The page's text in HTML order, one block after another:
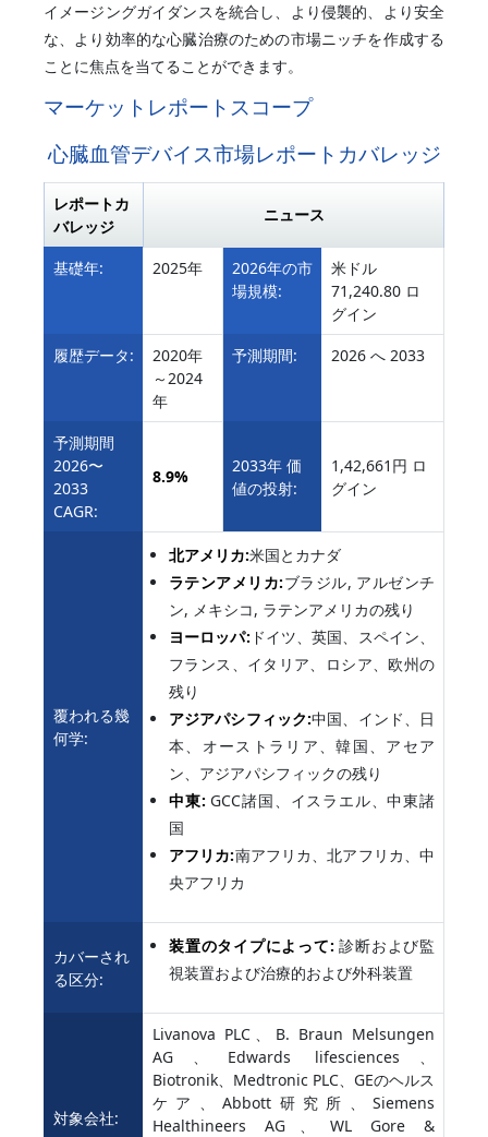
イメージングガイダンスを統合し、より侵襲的、より安全
な、より効率的な心臓治療のための市場ニッチを作成する
ことに焦点を当てることができます。
マーケットレポートスコープ
心臓血管デバイス市場レポートカバレッジ
レポートカ
バレッジ
ニュース
基礎年: 2025年
2026年の市
場規模:
米ドル
71,240.80 ロ
グイン
履歴データ:
2020年
～2024
年
予測期間: 2026 へ 2033
予測期間
2026〜
2033
CAGR:
8.9%
2033年 価
値の投射:
1,42,661円 ロ
グイン
覆われる幾
何学:
北アメリカ:米国とカナダ
ラテンアメリカ:ブラジル, アルゼンチ
ン, メキシコ, ラテンアメリカの残り
ヨーロッパ: ドイツ、英国、スペイン、
フランス、イタリア、ロシア、欧州の
残り
アジアパシフィック:中国、インド、日
本、オーストラリア、韓国、アセア
ン、アジアパシフィックの残り
中東: GCC諸国、イスラエル、中東諸
国
アフリカ:南アフリカ、北アフリカ、中
央アフリカ
カバーされ
る区分:
装置のタイプによって:診断および監
視装置および治療的および外科装置
対象会社:
Livanova PLC、B. Braun Melsungen
AG、Edwards lifesciences、
Biotronik、Medtronic PLC、GEのヘルス
ケア、Abbott研究所、Siemens
Healthineers AG、WL Gore &